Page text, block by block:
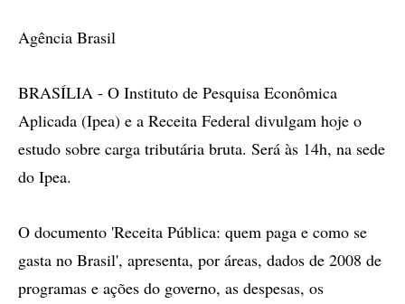
Agência Brasil
BRASÍLIA - O Instituto de Pesquisa Econômica
Aplicada (Ipea) e a Receita Federal divulgam hoje o
estudo sobre carga tributária bruta. Será às 14h, na sede
do Ipea.
O documento 'Receita Pública: quem paga e como se
gasta no Brasil', apresenta, por áreas, dados de 2008 de
programas e ações do governo, as despesas, os